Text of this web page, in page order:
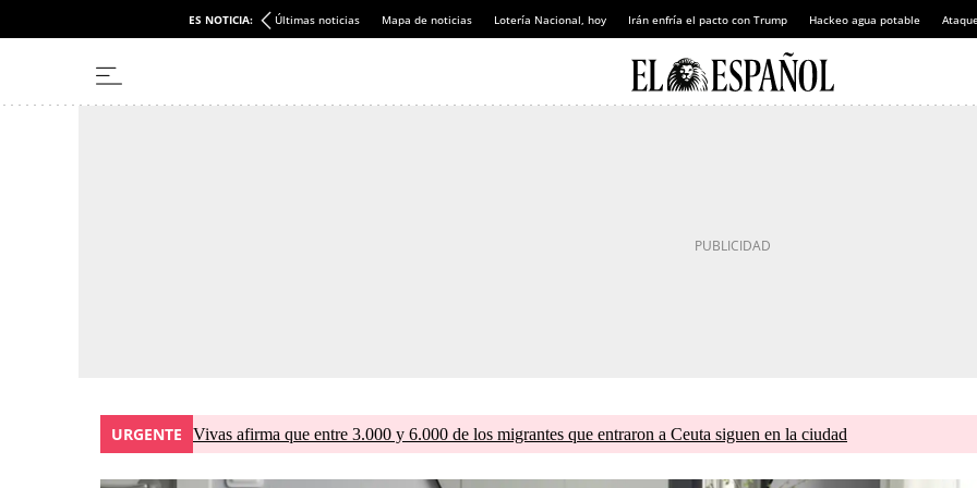
ES NOTICIA: Últimas noticias Mapa de noticias Lotería Nacional, hoy Irán enfría el pacto con Trump Hackeo agua potable
URGENTE Vivas afirma que entre 3.000 y 6.000 de los migrantes que entraron a Ceuta siguen en la ciudad